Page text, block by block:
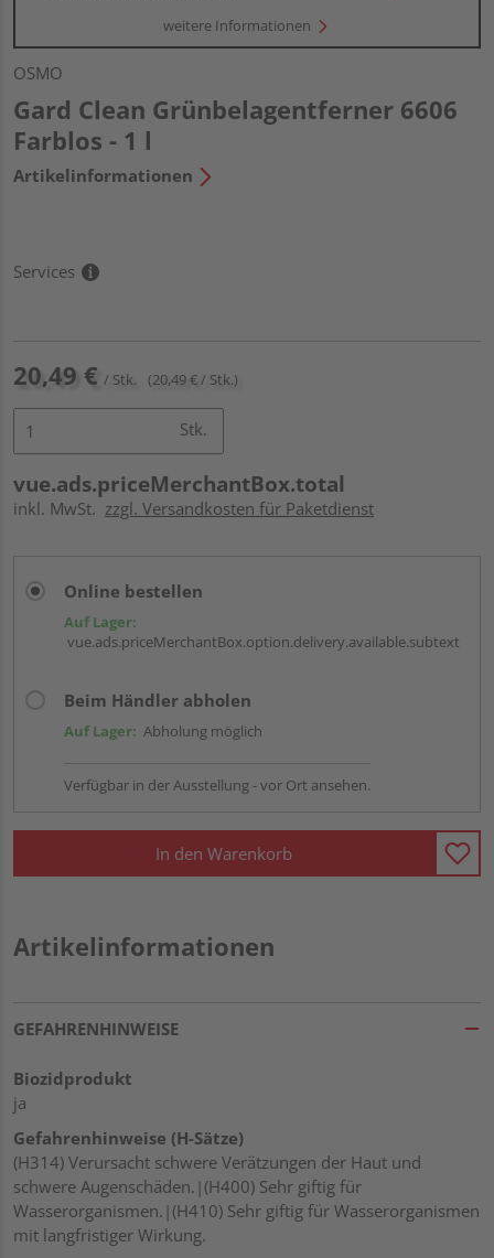
weitere Informationen
OSMO
Gard Clean Grünbelagentferner 6606
Farblos - 1 l
Artikelinformationen
Services
20,49 € / Stk. (20,49 € / Stk.)
Stk.
vue.ads.priceMerchantBox.total
inkl. MwSt. zzgl. Versandkosten für Paketdienst
Online bestellen
Auf Lager:
vue.ads.priceMerchantBox.option.delivery.available.subtext
Beim Händler abholen
Auf Lager: Abholung möglich
Verfügbar in der Ausstellung - vor Ort ansehen.
In den Warenkorb
Artikelinformationen
GEFAHRENHINWEISE
Biozidprodukt
ja
Gefahrenhinweise (H-Sätze)
(H314) Verursacht schwere Verätzungen der Haut und
schwere Augenschäden.|(H400) Sehr giftig für
Wasserorganismen.|(H410) Sehr giftig für Wasserorganismen
mit langfristiger Wirkung.